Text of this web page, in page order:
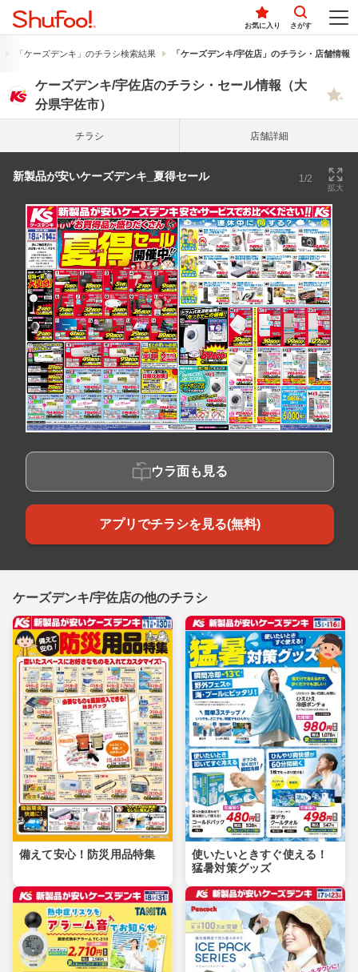
お気に入り さがす
「ケーズデンキ」のチラシ検索結果 「ケーズデンキ/宇佐店」のチラシ・店舗情報
ケーズデンキ/宇佐店のチラシ・セール情報（大
分県宇佐市）
チラシ 店舗詳細
新製品が安いケーズデンキ_夏得セール 1/2
拡大
ウラ面も見る
アプリでチラシを見る(無料)
ケーズデンキ/宇佐店の他のチラシ
備えて安心！防災用品特集
使いたいときすぐ使える！
猛暑対策グッズ